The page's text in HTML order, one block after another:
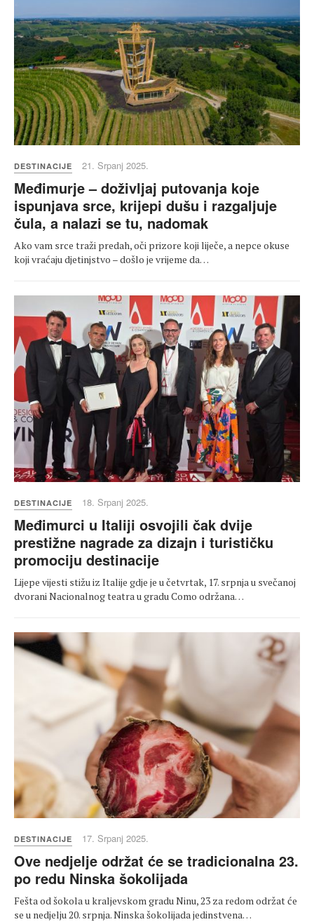
DESTINACIJE 21. Srpanj 2025.
Međimurje – doživljaj putovanja koje
ispunjava srce, krijepi dušu i razgaljuje
čula, a nalazi se tu, nadomak
Ako vam srce traži predah, oči prizore koji liječe, a nepce okuse
koji vraćaju djetinjstvo – došlo je vrijeme da…
DESTINACIJE 18. Srpanj 2025.
Međimurci u Italiji osvojili čak dvije
prestižne nagrade za dizajn i turističku
promociju destinacije
Lijepe vijesti stižu iz Italije gdje je u četvrtak, 17. srpnja u svečanoj
dvorani Nacionalnog teatra u gradu Como održana…
DESTINACIJE 17. Srpanj 2025.
Ove nedjelje održat će se tradicionalna 23.
po redu Ninska šokolijada
Fešta od šokola u kraljevskom gradu Ninu, 23 za redom održat će
se u nedjelju 20. srpnja. Ninska šokolijada jedinstvena…